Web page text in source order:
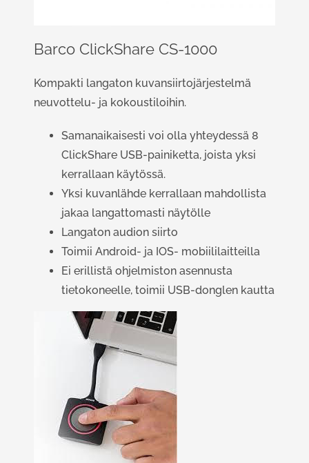
Barco ClickShare CS-1000
Kompakti langaton kuvansiirtojärjestelmä
neuvottelu- ja kokoustiloihin.
Samanaikaisesti voi olla yhteydessä 8
ClickShare USB-painiketta, joista yksi
kerrallaan käytössä.
Yksi kuvanlähde kerrallaan mahdollista
jakaa langattomasti näytölle
Langaton audion siirto
Toimii Android- ja IOS- mobiililaitteilla
Ei erillistä ohjelmiston asennusta
tietokoneelle, toimii USB-donglen kautta